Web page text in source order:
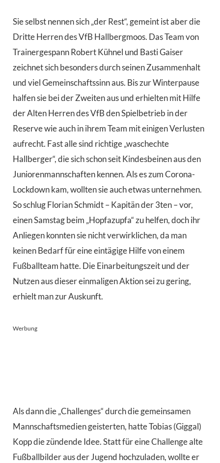
Sie selbst nennen sich „der Rest“, gemeint ist aber die
Dritte Herren des VfB Hallbergmoos. Das Team von
Trainergespann Robert Kühnel und Basti Gaiser
zeichnet sich besonders durch seinen Zusammenhalt
und viel Gemeinschaftssinn aus. Bis zur Winterpause
halfen sie bei der Zweiten aus und erhielten mit Hilfe
der Alten Herren des VfB den Spielbetrieb in der
Reserve wie auch in ihrem Team mit einigen Verlusten
aufrecht. Fast alle sind richtige „waschechte
Hallberger“, die sich schon seit Kindesbeinen aus den
Juniorenmannschaften kennen. Als es zum Corona-
Lockdown kam, wollten sie auch etwas unternehmen.
So schlug Florian Schmidt – Kapitän der 3ten – vor,
einen Samstag beim „Hopfazupfa“ zu helfen, doch ihr
Anliegen konnten sie nicht verwirklichen, da man
keinen Bedarf für eine eintägige Hilfe von einem
Fußballteam hatte. Die Einarbeitungszeit und der
Nutzen aus dieser einmaligen Aktion sei zu gering,
erhielt man zur Auskunft.
Werbung
Als dann die „Challenges“ durch die gemeinsamen
Mannschaftsmedien geisterten, hatte Tobias (Giggal)
Kopp die zündende Idee. Statt für eine Challenge alte
Fußballbilder aus der Jugend hochzuladen, wollte er